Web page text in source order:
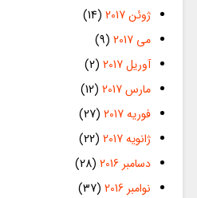
ژوئن 2017
(14)
می 2017
(9)
آوریل 2017
(2)
مارس 2017
(12)
فوریه 2017
(27)
ژانویه 2017
(22)
دسامبر 2016
(28)
نوامبر 2016
(37)